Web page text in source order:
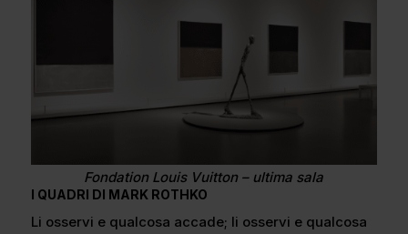
Fondation Louis Vuitton – ultima sala
I QUADRI DI MARK ROTHKO
Li osservi e qualcosa accade; li osservi e qualcosa